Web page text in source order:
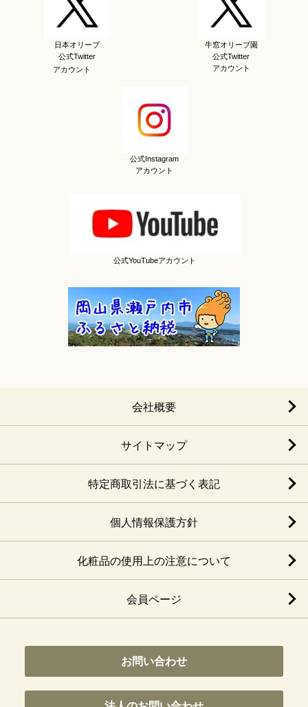
日本オリーブ
公式Twitter
アカウント
牛窓オリーブ園
公式Twitter
アカウント
公式Instagram
アカウント
公式YouTubeアカウント
会社概要
サイトマップ
特定商取引法に基づく表記
個人情報保護方針
化粧品の使用上の注意について
会員ページ
お問い合わせ